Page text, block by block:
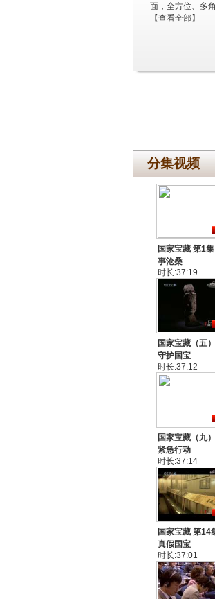
面，全方位、多
【查看全部】
分集视频
国家宝藏 第1
事沧桑
时长:37:19
国家宝藏（五）
守护国宝
时长:37:12
国家宝藏（九）
紧急行动
时长:37:14
国家宝藏 第14
真假国宝
时长:37:01